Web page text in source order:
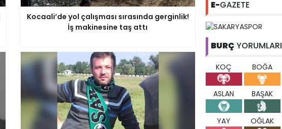
Kocaali’de yol çalışması sırasında gerginlik!
İş makinesine taş attı
E-GAZETE
BURÇ YORUMLARI
KOÇ BOĞA
ASLAN BAŞAK
YAY OĞLAK